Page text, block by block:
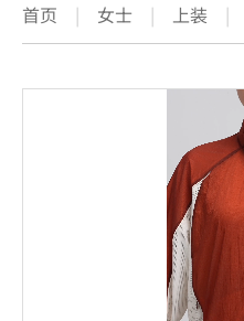
首页 | 女士 | 上装 |